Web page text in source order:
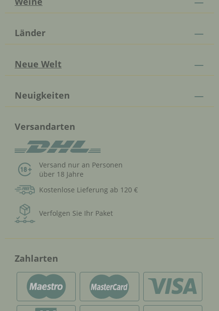
Länder
Neue Welt
Neuigkeiten
Versandarten
Versand nur an Personen
über 18 Jahre
Kostenlose Lieferung ab 120 €
Verfolgen Sie Ihr Paket
Zahlarten